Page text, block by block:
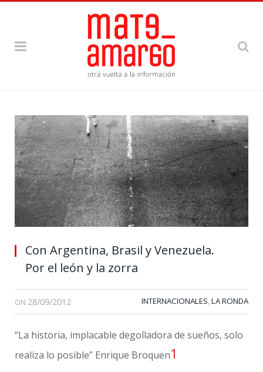
Con Argentina, Brasil y Venezuela.
Por el león y la zorra
ON 28/09/2012 INTERNACIONALES, LA RONDA
“La historia, implacable degolladora de sueños, solo
realiza lo posible” Enrique Broquen1